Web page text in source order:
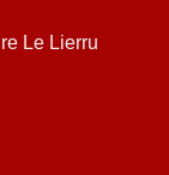
Le Lierru